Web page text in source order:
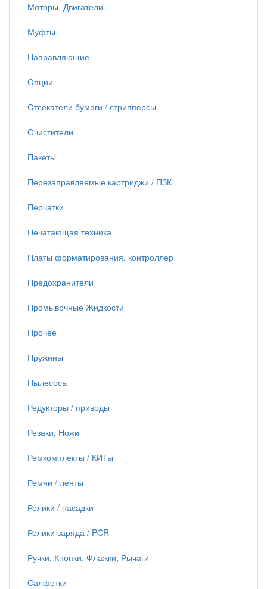
Моторы, Двигатели
Муфты
Направляющие
Опции
Отсекатели бумаги / стрипперсы
Очистители
Пакеты
Перезаправляемые картриджи / ПЗК
Перчатки
Печатающая техника
Платы форматирования, контроллер
Предохранители
Промывочные Жидкости
Прочее
Пружины
Пылесосы
Редукторы / приводы
Резаки, Ножи
Ремкомплекты / КИТы
Ремни / ленты
Ролики / насадки
Ролики заряда / PCR
Ручки, Кнопки, Флажки, Рычаги
Салфетки